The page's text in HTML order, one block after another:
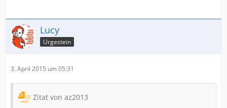
Lucy
Urgestein
3. April 2015 um 05:31
Zitat von az2013